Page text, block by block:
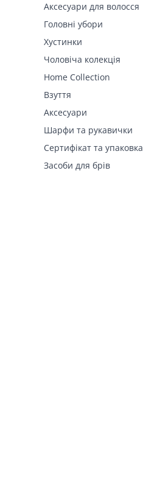
Аксесуари для волосся
Головні убори
Хустинки
Чоловіча колекція
Home Collection
Взуття
Аксесуари
Шарфи та рукавички
Сертифікат та упаковка
Засоби для брів
Основний колір (10)